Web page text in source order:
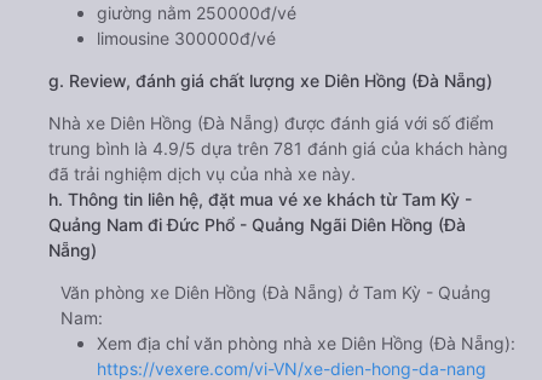
giường nằm 250000đ/vé
limousine 300000đ/vé
g. Review, đánh giá chất lượng xe Diên Hồng (Đà Nẵng)
Nhà xe Diên Hồng (Đà Nẵng) được đánh giá với số điểm
trung bình là 4.9/5 dựa trên 781 đánh giá của khách hàng
đã trải nghiệm dịch vụ của nhà xe này.
h. Thông tin liên hệ, đặt mua vé xe khách từ Tam Kỳ -
Quảng Nam đi Đức Phổ - Quảng Ngãi Diên Hồng (Đà
Nẵng)
Văn phòng xe Diên Hồng (Đà Nẵng) ở Tam Kỳ - Quảng
Nam:
Xem địa chỉ văn phòng nhà xe Diên Hồng (Đà Nẵng):
https://vexere.com/vi-VN/xe-dien-hong-da-nang